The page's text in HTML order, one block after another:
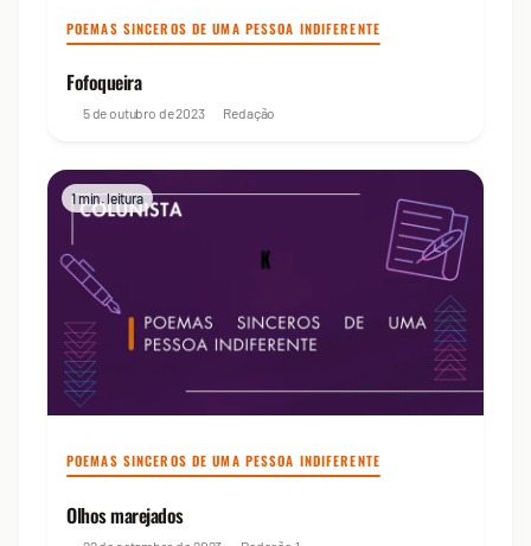
POEMAS SINCEROS DE UMA PESSOA INDIFERENTE
Fofoqueira
5 de outubro de 2023 Redação
1 min. leitura
POEMAS SINCEROS DE UMA PESSOA INDIFERENTE
Olhos marejados